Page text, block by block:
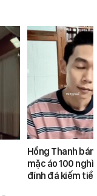
Hồng Thanh
mặc áo 100
đính đá kiếm